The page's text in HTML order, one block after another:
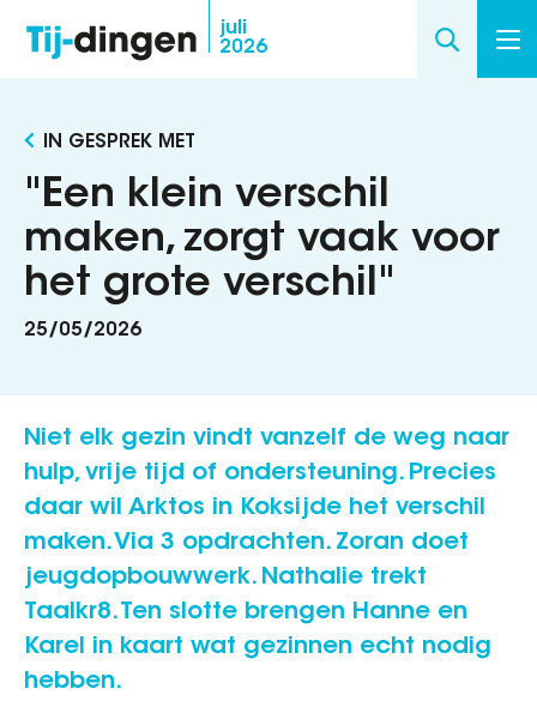
inhoud
gaan
juli
2026
IN GESPREK MET
"Een klein verschil
maken, zorgt vaak voor
het grote verschil"
25/05/2026
Niet elk gezin vindt vanzelf de weg naar
hulp, vrije tijd of ondersteuning. Precies
daar wil Arktos in Koksijde het verschil
maken. Via 3 opdrachten. Zoran doet
jeugdopbouwwerk. Nathalie trekt
Taalkr8. Ten slotte brengen Hanne en
Karel in kaart wat gezinnen echt nodig
hebben.